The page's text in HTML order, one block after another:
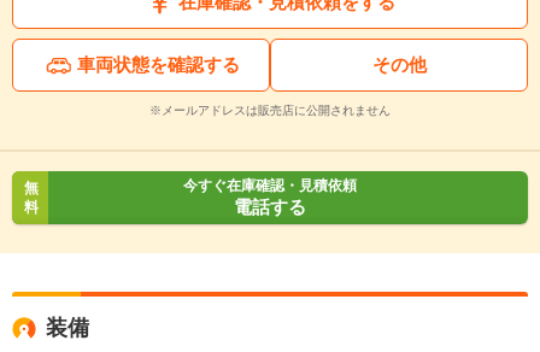
車両状態を確認する その他
※メールアドレスは販売店に公開されません
無
料
今すぐ在庫確認・見積依頼
電話する
装備